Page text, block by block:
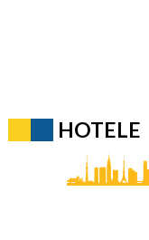
HOTELE